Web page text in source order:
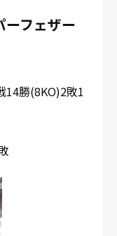
ーフェザー
14勝(8KO)2敗1